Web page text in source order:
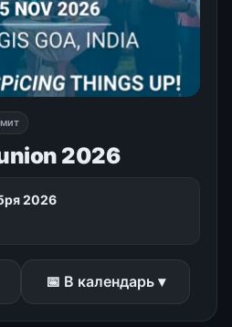
2026
2026
📅 В календарь ▾